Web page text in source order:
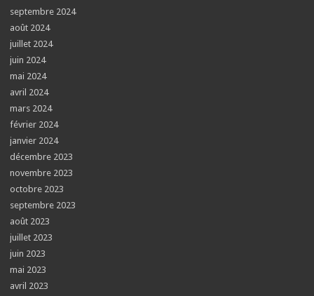
septembre 2024
août 2024
juillet 2024
juin 2024
mai 2024
avril 2024
mars 2024
février 2024
janvier 2024
décembre 2023
novembre 2023
octobre 2023
septembre 2023
août 2023
juillet 2023
juin 2023
mai 2023
avril 2023